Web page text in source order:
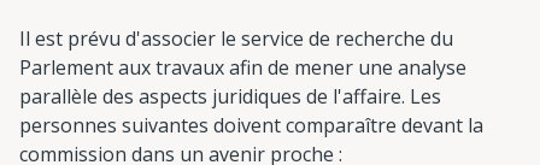
Il est prévu d'associer le service de recherche du
Parlement aux travaux afin de mener une analyse
parallèle des aspects juridiques de l'affaire. Les
personnes suivantes doivent comparaître devant la
commission dans un avenir proche :